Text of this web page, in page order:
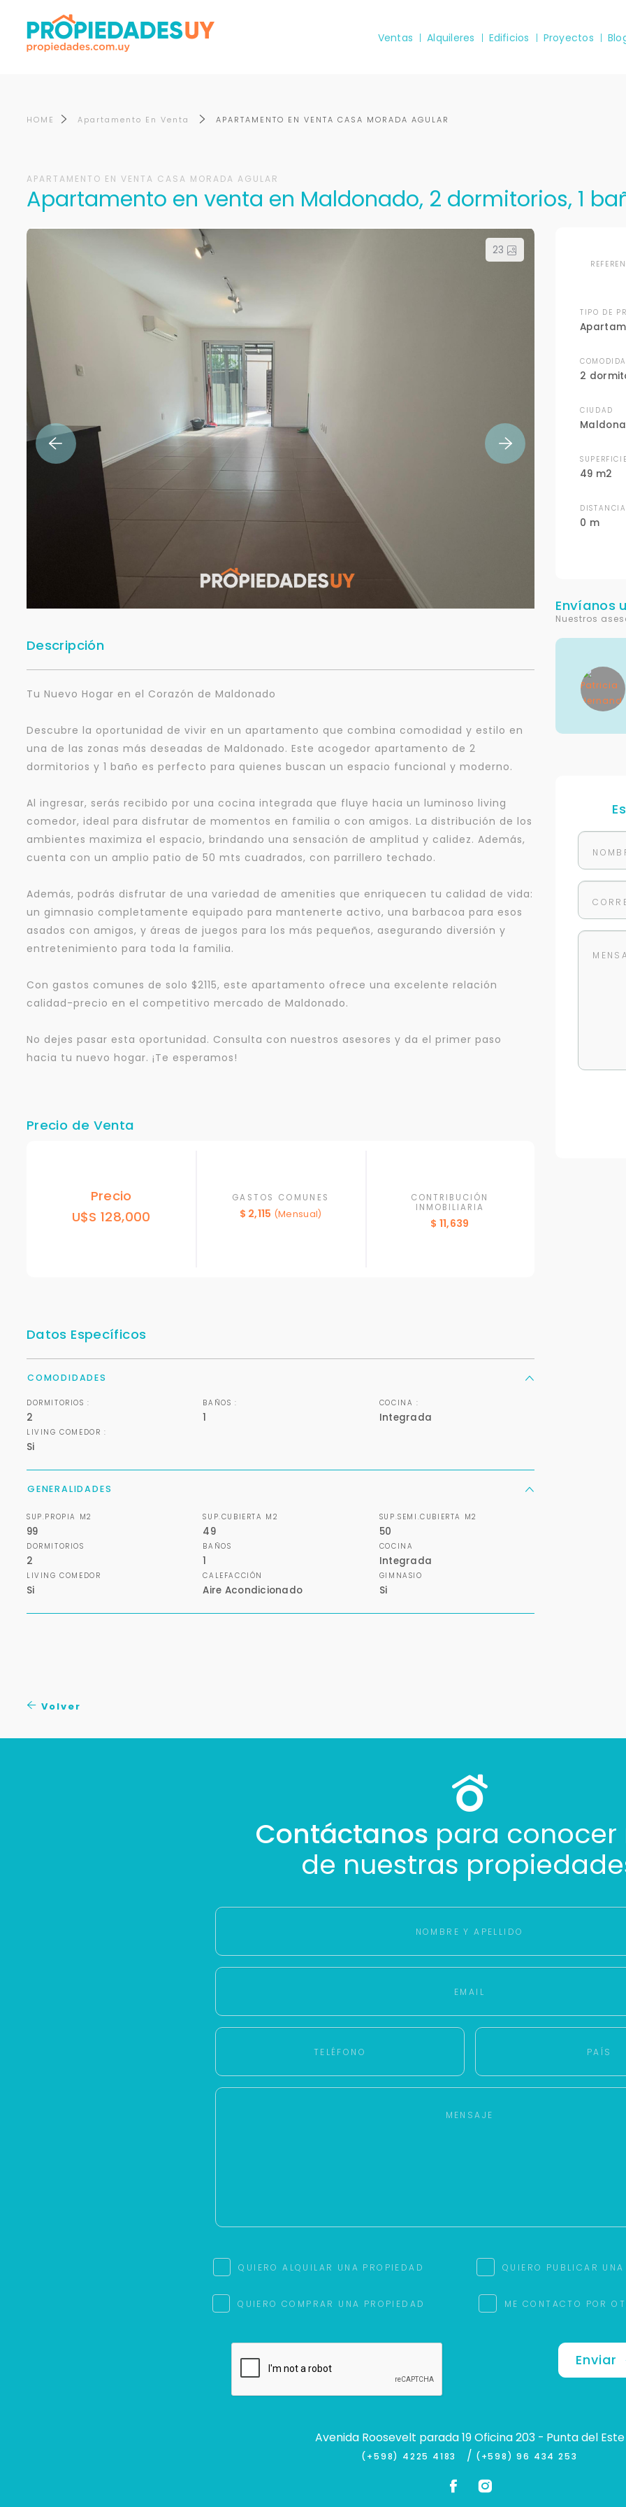
Ventas Alquileres Edificios Proyectos
HOME Apartamento En Venta APARTAMENTO EN VENTA CASA MORADA AGULAR
APARTAMENTO EN VENTA CASA MORADA AGULAR
Apartamento en venta en Maldonado, 2 dormitorios, 1
23
Descripción
Tu Nuevo Hogar en el Corazón de Maldonado
Descubre la oportunidad de vivir en un apartamento que combina comodidad y estilo en
una de las zonas más deseadas de Maldonado. Este acogedor apartamento de 2
dormitorios y 1 baño es perfecto para quienes buscan un espacio funcional y moderno.
Al ingresar, serás recibido por una cocina integrada que fluye hacia un luminoso living
comedor, ideal para disfrutar de momentos en familia o con amigos. La distribución de los
ambientes maximiza el espacio, brindando una sensación de amplitud y calidez. Además,
cuenta con un amplio patio de 50 mts cuadrados, con parrillero techado.
Además, podrás disfrutar de una variedad de amenities que enriquecen tu calidad de vida:
un gimnasio completamente equipado para mantenerte activo, una barbacoa para esos
asados con amigos, y áreas de juegos para los más pequeños, asegurando diversión y
entretenimiento para toda la familia.
Con gastos comunes de solo $2115, este apartamento ofrece una excelente relación
calidad-precio en el competitivo mercado de Maldonado.
No dejes pasar esta oportunidad. Consulta con nuestros asesores y da el primer paso
hacia tu nuevo hogar. ¡Te esperamos!
Precio de Venta
Precio
U$S 128,000
GASTOS COMUNES
$ 2,115 (Mensual)
CONTRIBUCIÓN
INMOBILIARIA
$ 11,639
Datos Específicos
COMODIDADES
DORMITORIOS :
2
BAÑOS :
1
COCINA :
Integrada
LIVING COMEDOR :
Si
GENERALIDADES
SUP.PROPIA M2
99
SUP.CUBIERTA M2
49
SUP.SEMI.CUBIERTA M2
50
DORMITORIOS
2
BAÑOS
1
COCINA
Integrada
LIVING COMEDOR
Si
CALEFACCIÓN
Aire Acondicionado
GIMNASIO
Si
TIPO DE
2
CIUDAD
49 m2
0 m
Envíanos
Nuestros
Volver
Contáctanos para conocer
de nuestras
QUIERO ALQUILAR UNA PROPIEDAD QUIERO PUBLICAR
QUIERO COMPRAR UNA PROPIEDAD ME CONTACTO POR
Enviar
Avenida Roosevelt parada 19 Oficina 203 - Punta del Este
(+598) 4225 4183 / (+598) 96 434 253
Déjanos tus datos para identificar tu consulta en el sistema de gestión de
clientes.
ni enviamos spam.
Con estos datos podemos responderte mejor y más rápido.